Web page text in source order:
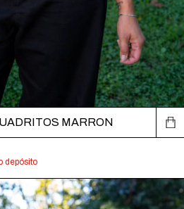
MARRON
depósito